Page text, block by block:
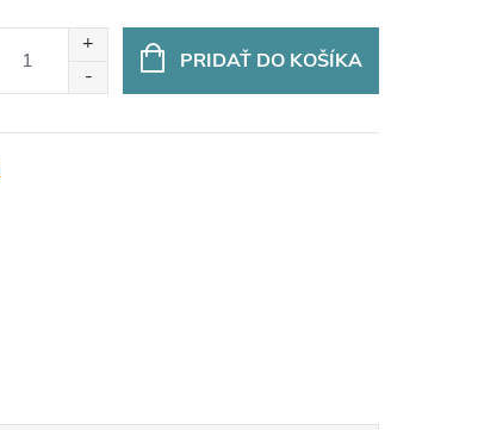
PRIDAŤ DO KOŠÍKA